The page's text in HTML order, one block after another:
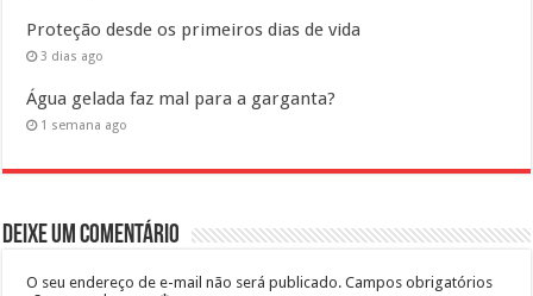
Proteção desde os primeiros dias de vida
3 dias ago
Água gelada faz mal para a garganta?
1 semana ago
Deixe um comentário
O seu endereço de e-mail não será publicado. Campos obrigatórios